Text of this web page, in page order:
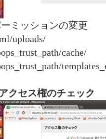
ミッションの変更
uploads/
cache/
クセス権のチェック